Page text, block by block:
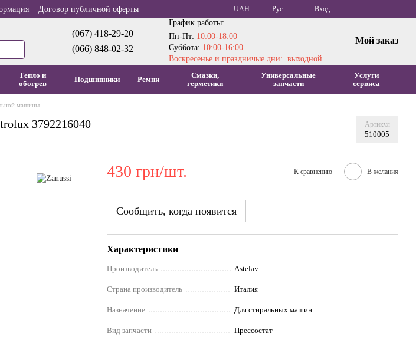
Договор публичной оферты UAH Рус Вход
(067) 418-29-20
(066) 848-02-32
График работы:
Пн-Пт: 10:00-18:00
Суббота: 10:00-16:00
Воскресенье и праздничые дни: выходной.
Мой заказ
Тепло и
обогрев
Подшипники Ремни
Смазки,
герметики
Универсальные
запчасти
Услуги
сервиса
машины
3792216040 Артикул
510005
430 грн/шт. К сравнению В желания
Сообщить, когда появится
Характеристики
Производитель Astelav
Страна производитель Италия
Назначение Для стиральных машин
Вид запчасти Прессостат